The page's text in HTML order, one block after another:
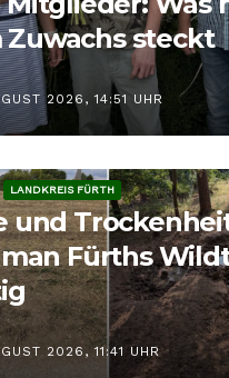
Zuwachs steckt
2026, 14:51 UHR
LANDKREIS FÜRTH
und
Fürths
2026, 11:41 UHR